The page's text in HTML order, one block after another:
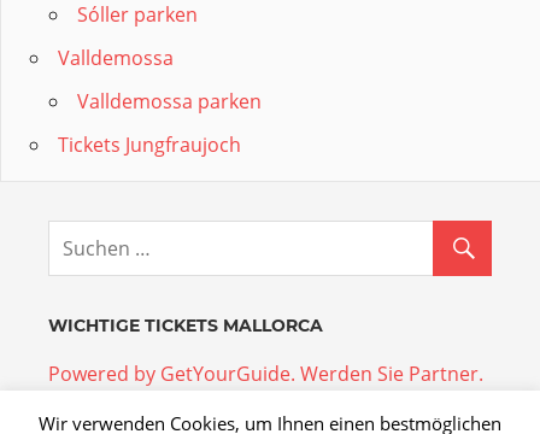
Sóller parken
Valldemossa
Valldemossa parken
Tickets Jungfraujoch
WICHTIGE TICKETS MALLORCA
Powered by GetYourGuide. Werden Sie Partner.
Wir verwenden Cookies, um Ihnen einen bestmöglichen